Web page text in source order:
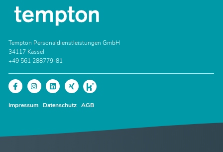
Tempton Personaldienstleistungen GmbH
34117 Kassel
+49 561 288779-81
Impressum Datenschutz AGB